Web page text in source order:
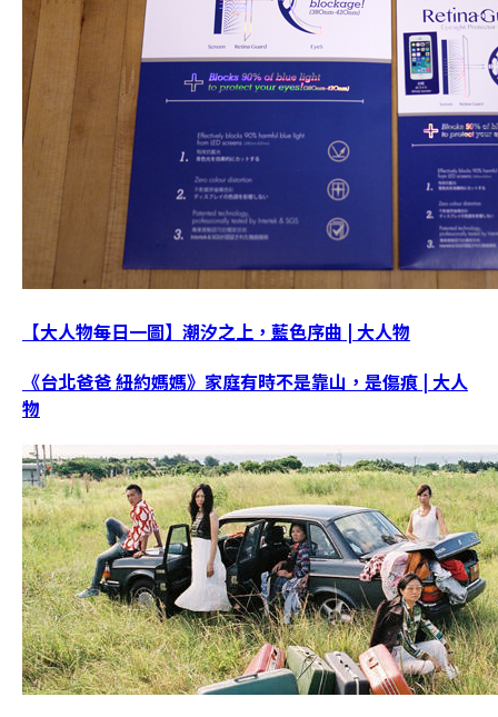
【大人物每日一圖】潮汐之上，藍色序曲 | 大人物
《台北爸爸 紐約媽媽》家庭有時不是靠山，是傷痕 | 大人
物